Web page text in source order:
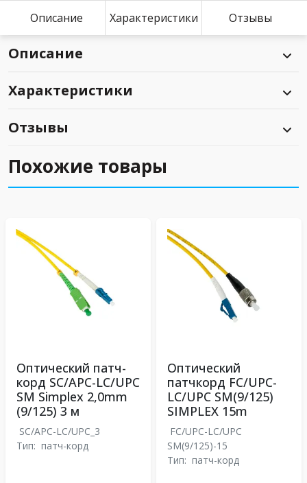
Описание Характеристики Отзывы
Описание
Характеристики
Отзывы
Похожие товары
Оптический патч-
корд SC/APC-LC/UPC
SM Simplex 2,0mm
(9/125) 3 м
SC/APC-LC/UPC_3
Тип: патч-корд
Оптический
патчкорд FC/UPC-
LC/UPC SM(9/125)
SIMPLEX 15m
FC/UPC-LC/UPC
SM(9/125)-15
Тип: патч-корд